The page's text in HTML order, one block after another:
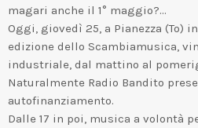
magari anche il 1° maggio?…
Oggi, giovedì 25, a Pianezza (To)
edizione dello Scambiamusica,
industriale, dal mattino al
Naturalmente Radio Bandito
autofinanziamento.
Dalle 17 in poi, musica a volontà